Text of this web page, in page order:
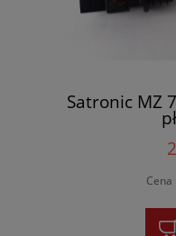
Satronic MZ
Cena